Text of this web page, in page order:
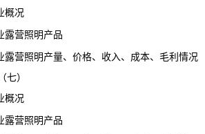
况
照明产品
明产量、价格、收入、成本、毛利情况
）
况
照明产品